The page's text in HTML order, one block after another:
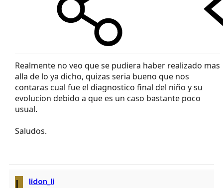
Realmente no veo que se pudiera haber realizado mas
alla de lo ya dicho, quizas seria bueno que nos
contaras cual fue el diagnostico final del niño y su
evolucion debido a que es un caso bastante poco
usual.
Saludos.
lidon_li